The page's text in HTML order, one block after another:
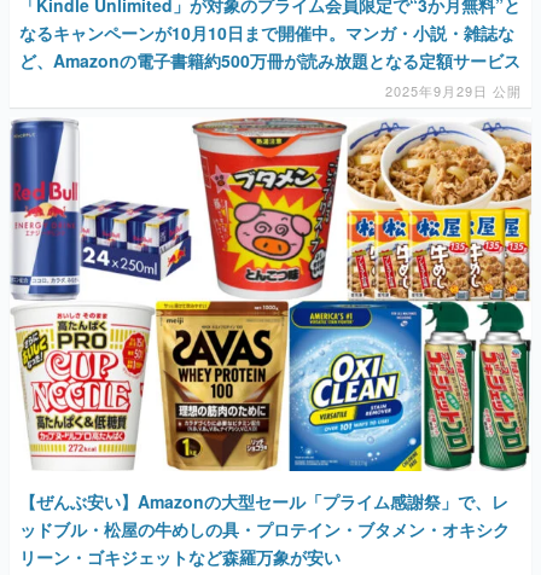
なるキャンペーンが10月10日まで開催中。マンガ・小説・雑誌な
ど、Amazonの電子書籍約500万冊が読み放題となる定額サービス
2025年9月29日 公開
【ぜんぶ安い】Amazonの大型セール「プライム感謝祭」で、レ
ッドブル・松屋の牛めしの具・プロテイン・ブタメン・オキシク
リーン・ゴキジェットなど森羅万象が安い